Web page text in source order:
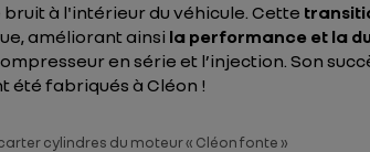
à l'intérieur du véhicule. Cette
améliorant ainsi la performance et la
en série et l’injection. Son
été fabriqués à Cléon !
cylindres du moteur « Cléon fonte »